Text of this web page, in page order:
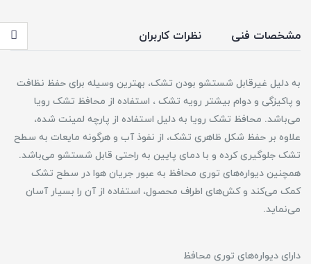
مشخصات فنی نظرات کاربران
به دلیل غیرقابل شستشو بودن تشک، بهترین وسیله برای حفظ نظافت
و پاکیزگی و دوام بیشتر رویه تشک ، استفاده از محافظ تشک رویا
می‌باشد. محافظ تشک رویا به دلیل استفاده از پارچه لمینت شده‌،
علاوه بر حفظ شکل ظاهری تشک، از نفوذ آب و هرگونه مایعات به سطح
تشک جلوگیری کرده و با دمای پایین به راحتی قابل شستشو می‌باشد.
همچنین دیواره‌های توری محافظ به عبور جریان هوا در سطح تشک
کمک می‌کند و کش‌های اطراف محصول، استفاده از آن را بسیار آسان
می‌نماید.
دارای دیواره‌های توری محافظ